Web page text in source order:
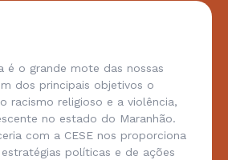
é o grande mote das nossas
dos principais objetivos o
racismo religioso e a violência,
no estado do Maranhão.
com a CESE nos proporciona
políticas e de ações